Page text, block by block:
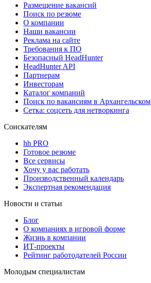
Размещение вакансий
Поиск по резюме
О компании
Наши вакансии
Реклама на сайте
Требования к ПО
Безопасный HeadHunter
HeadHunter API
Партнерам
Инвесторам
Каталог компаний
Поиск по вакансиям в Архангельском
Сетка: соцсеть для нетворкинга
Соискателям
hh PRO
Готовое резюме
Все сервисы
Хочу у вас работать
Производственный календарь
Экспертная рекомендация
Новости и статьи
Блог
О компаниях в игровой форме
Жизнь в компании
ИТ-проекты
Рейтинг работодателей России
Молодым специалистам